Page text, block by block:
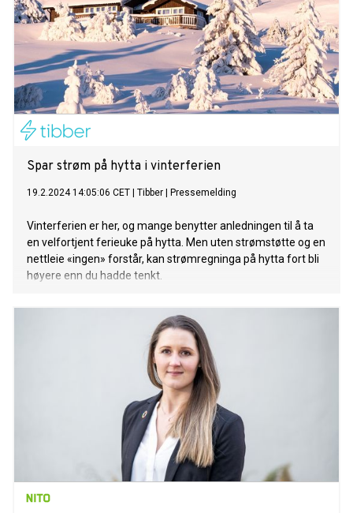
Spar strøm på hytta i vinterferien
19.2.2024 14:05:06 CET Tibber Pressemelding
Vinterferien er her, og mange benytter anledningen til å ta
en velfortjent ferieuke på hytta. Men uten strømstøtte og en
nettleie «ingen» forstår, kan strømregninga på hytta fort bli
høyere enn du hadde tenkt.